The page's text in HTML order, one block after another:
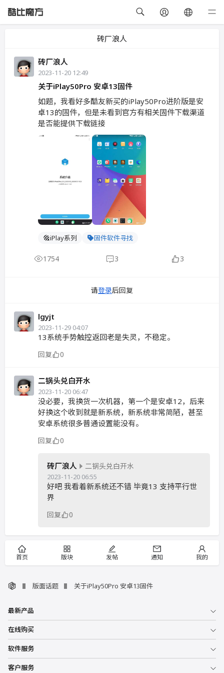
砖厂浪人
砖厂浪人
2023-11-20 12:49
关于iPlay50Pro 安卓13固件
如题，我看好多酷友新买的iPlay50Pro进阶版是安
卓13的固件，但是未看到官方有相关固件下载渠道
是否能提供下载链接
iPlay系列 固件软件寻找
1754 3 3
请登录后回复
lgyjt
2023-11-29 04:07
13系统手势触控返回老是失灵，不稳定。
回复 0
二锅头兑白开水
2023-11-20 06:47
没必要，我换货一次机器，第一个是安卓12，后来
好换这个收到就是新系统，新系统非常简陋，甚至
安卓系统很多普通设置能没有。
回复 0
砖厂浪人 二锅头兑白开水
2023-11-20 06:55
好吧 我看着新系统还不错 毕竟13 支持平行世
界
回复 0
首页 版块 发帖 通知 我的
版面话题 关于iPlay50Pro 安卓13固件
最新产品
在线购买
软件服务
客户服务